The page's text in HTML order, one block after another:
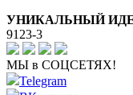
УНИКАЛЬНЫЙ
9123-3
МЫ в СОЦСЕТЯХ!
Telegram